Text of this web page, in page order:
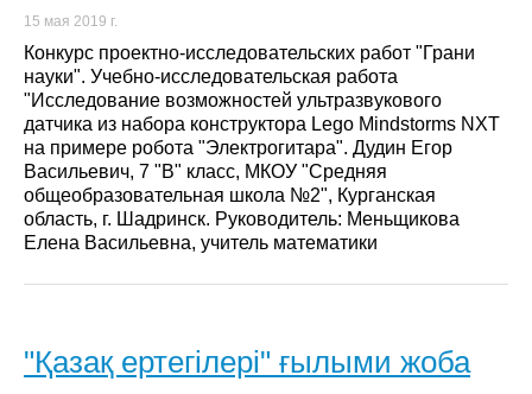
15 мая 2019 г.
Конкурс проектно-исследовательских работ "Грани
науки". Учебно-исследовательская работа
"Исследование возможностей ультразвукового
датчика из набора конструктора Lego Mindstorms NXT
на примере робота "Электрогитара". Дудин Егор
Васильевич, 7 "В" класс, МКОУ "Средняя
общеобразовательная школа №2", Курганская
область, г. Шадринск. Руководитель: Меньщикова
Елена Васильевна, учитель математики
"Қазақ ертегілері" ғылыми жоба